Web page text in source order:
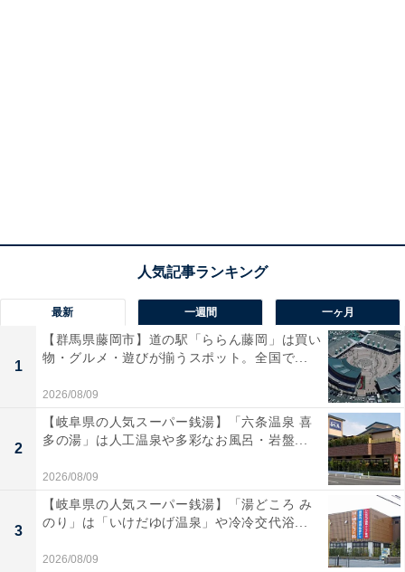
最新 一週間 一ヶ月
1
【群馬県藤岡市】道の駅「ららん藤岡」は買い
物・グルメ・遊びが揃うスポット。全国で...
2026/08/09
2
【岐阜県の人気スーパー銭湯】「六条温泉 喜
多の湯」は人工温泉や多彩なお風呂・岩盤...
2026/08/09
3
【岐阜県の人気スーパー銭湯】「湯どころ み
のり」は「いけだゆげ温泉」や冷冷交代浴...
2026/08/09